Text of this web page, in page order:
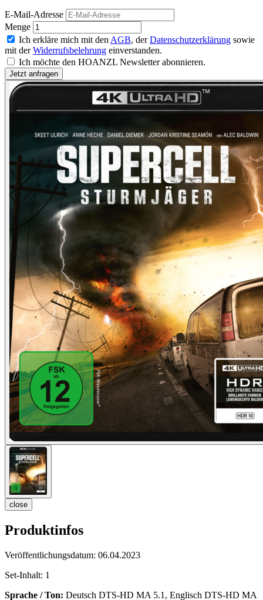
E-Mail-Adresse
Menge
Ich erkläre mich mit den AGB, derDatenschutzerklärung sowie
mit derWiderrufsbelehrung einverstanden.
Ich möchte den HOANZL Newsletter abonnieren.
close
Produktinfos
Veröffentlichungsdatum: 06.04.2023
Set-Inhalt: 1
Sprache / Ton: Deutsch DTS-HD MA 5.1, Englisch DTS-HD MA